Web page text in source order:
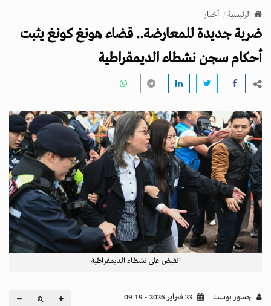
v
g
a
n
الرئيسية أخبار
ضربة جديدة للمعارضة.. قضاء هونغ كونغ يثبت
أحكام سجن نشطاء الديمقراطية
القبض على نشطاء الديمقراطية
جسور بوست